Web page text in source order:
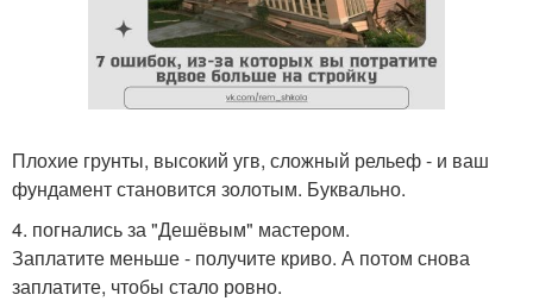
Плохие грунты, высокий угв, сложный рельеф - и ваш
фундамент становится золотым. Буквально.
4. погнались за "Дешёвым" мастером.
Заплатите меньше - получите криво. А потом снова
заплатите, чтобы стало ровно.